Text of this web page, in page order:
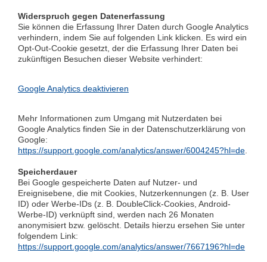
Widerspruch gegen Datenerfassung
Sie können die Erfassung Ihrer Daten durch Google Analytics
verhindern, indem Sie auf folgenden Link klicken. Es wird ein
Opt-Out-Cookie gesetzt, der die Erfassung Ihrer Daten bei
zukünftigen Besuchen dieser Website verhindert:
Google Analytics deaktivieren
Mehr Informationen zum Umgang mit Nutzerdaten bei
Google Analytics finden Sie in der Datenschutzerklärung von
Google:
https://support.google.com/analytics/answer/6004245?hl=de
Speicherdauer
Bei Google gespeicherte Daten auf Nutzer- und
Ereignisebene, die mit Cookies, Nutzerkennungen (z. B. User
ID) oder Werbe-IDs (z. B. DoubleClick-Cookies, Android-
Werbe-ID) verknüpft sind, werden nach 26 Monaten
anonymisiert bzw. gelöscht. Details hierzu ersehen Sie unter
folgendem Link:
https://support.google.com/analytics/answer/7667196?hl=de